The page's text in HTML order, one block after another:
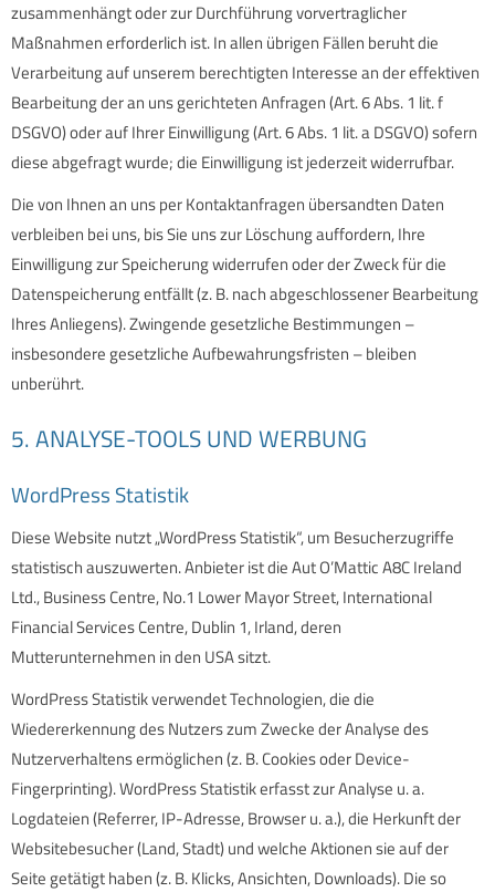
zusammenhängt oder zur Durchführung vorvertraglicher
Maßnahmen erforderlich ist. In allen übrigen Fällen beruht die
Verarbeitung auf unserem berechtigten Interesse an der effektiven
Bearbeitung der an uns gerichteten Anfragen (Art. 6 Abs. 1 lit. f
DSGVO) oder auf Ihrer Einwilligung (Art. 6 Abs. 1 lit. a DSGVO) sofern
diese abgefragt wurde; die Einwilligung ist jederzeit widerrufbar.
Die von Ihnen an uns per Kontaktanfragen übersandten Daten
verbleiben bei uns, bis Sie uns zur Löschung auffordern, Ihre
Einwilligung zur Speicherung widerrufen oder der Zweck für die
Datenspeicherung entfällt (z. B. nach abgeschlossener Bearbeitung
Ihres Anliegens). Zwingende gesetzliche Bestimmungen –
insbesondere gesetzliche Aufbewahrungsfristen – bleiben
unberührt.
5. ANALYSE-TOOLS UND WERBUNG
WordPress Statistik
Diese Website nutzt „WordPress Statistik“, um Besucherzugriffe
statistisch auszuwerten. Anbieter ist die Aut O’Mattic A8C Ireland
Ltd., Business Centre, No.1 Lower Mayor Street, International
Financial Services Centre, Dublin 1, Irland, deren
Mutterunternehmen in den USA sitzt.
WordPress Statistik verwendet Technologien, die die
Wiedererkennung des Nutzers zum Zwecke der Analyse des
Nutzerverhaltens ermöglichen (z. B. Cookies oder Device-
Fingerprinting). WordPress Statistik erfasst zur Analyse u. a.
Logdateien (Referrer, IP-Adresse, Browser u. a.), die Herkunft der
Websitebesucher (Land, Stadt) und welche Aktionen sie auf der
Seite getätigt haben (z. B. Klicks, Ansichten, Downloads). Die so